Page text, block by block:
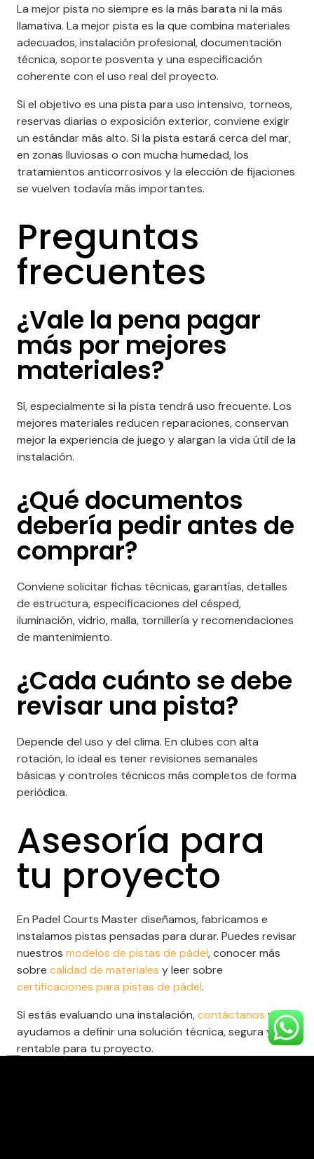
La mejor pista no siempre es la más barata ni la más
llamativa. La mejor pista es la que combina materiales
adecuados, instalación profesional, documentación
técnica, soporte posventa y una especificación
coherente con el uso real del proyecto.
Si el objetivo es una pista para uso intensivo, torneos,
reservas diarias o exposición exterior, conviene exigir
un estándar más alto. Si la pista estará cerca del mar,
en zonas lluviosas o con mucha humedad, los
tratamientos anticorrosivos y la elección de fijaciones
se vuelven todavía más importantes.
Preguntas
frecuentes
¿Vale la pena pagar
más por mejores
materiales?
Sí, especialmente si la pista tendrá uso frecuente. Los
mejores materiales reducen reparaciones, conservan
mejor la experiencia de juego y alargan la vida útil de la
instalación.
¿Qué documentos
debería pedir antes de
comprar?
Conviene solicitar fichas técnicas, garantías, detalles
de estructura, especificaciones del césped,
iluminación, vidrio, malla, tornillería y recomendaciones
de mantenimiento.
¿Cada cuánto se debe
revisar una pista?
Depende del uso y del clima. En clubes con alta
rotación, lo ideal es tener revisiones semanales
básicas y controles técnicos más completos de forma
periódica.
Asesoría para
tu proyecto
En Padel Courts Master diseñamos, fabricamos e
instalamos pistas pensadas para durar. Puedes revisar
nuestros modelos de pistas de pádel, conocer más
sobre calidad de materiales y leer sobre
certificaciones para pistas de pádel.
Si estás evaluando una instalación,contáctanos y te
ayudamos a definir una solución técnica, segura y
rentable para tu proyecto.